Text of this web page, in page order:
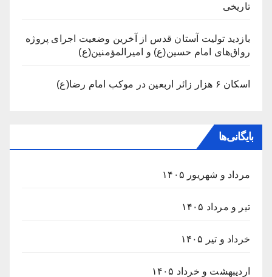
تاریخی
بازدید تولیت آستان قدس از آخرین وضعیت اجرای پروژه
رواق‌های امام حسین(ع) و امیرالمؤمنین(ع)
اسکان ۶ هزار زائر اربعین در موکب امام رضا(ع)
بایگانی‌ها
مرداد و شهریور ۱۴۰۵
تیر و مرداد ۱۴۰۵
خرداد و تیر ۱۴۰۵
اردیبهشت و خرداد ۱۴۰۵